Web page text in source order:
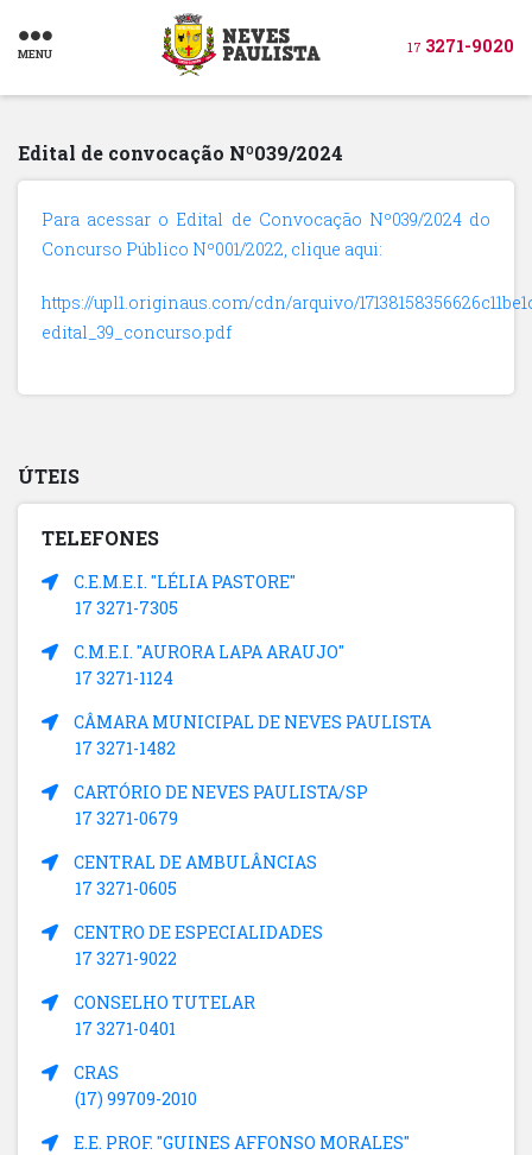
MENU 17 3271-9020
Edital de convocação Nº039/2024
Para acessar o Edital de Convocação Nº039/2024 do
Concurso Público Nº001/2022, clique aqui:
https://upl1.originaus.com/cdn/arquivo/
edital_39_concurso.pdf
ÚTEIS
TELEFONES
C.E.M.E.I. "LÉLIA PASTORE"
17 3271-7305
C.M.E.I. "AURORA LAPA ARAUJO"
17 3271-1124
CÂMARA MUNICIPAL DE NEVES PAULISTA
17 3271-1482
CARTÓRIO DE NEVES PAULISTA/SP
17 3271-0679
CENTRAL DE AMBULÂNCIAS
17 3271-0605
CENTRO DE ESPECIALIDADES
17 3271-9022
CONSELHO TUTELAR
17 3271-0401
CRAS
(17) 99709-2010
E.E. PROF. "GUINES AFFONSO MORALES"